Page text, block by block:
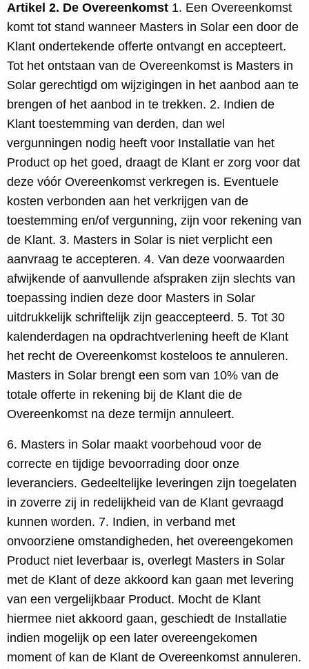
Artikel 2. De Overeenkomst 1. Een Overeenkomst
komt tot stand wanneer Masters in Solar een door de
Klant ondertekende offerte ontvangt en accepteert.
Tot het ontstaan van de Overeenkomst is Masters in
Solar gerechtigd om wijzigingen in het aanbod aan te
brengen of het aanbod in te trekken. 2. Indien de
Klant toestemming van derden, dan wel
vergunningen nodig heeft voor Installatie van het
Product op het goed, draagt de Klant er zorg voor dat
deze vóór Overeenkomst verkregen is. Eventuele
kosten verbonden aan het verkrijgen van de
toestemming en/of vergunning, zijn voor rekening van
de Klant. 3. Masters in Solar is niet verplicht een
aanvraag te accepteren. 4. Van deze voorwaarden
afwijkende of aanvullende afspraken zijn slechts van
toepassing indien deze door Masters in Solar
uitdrukkelijk schriftelijk zijn geaccepteerd. 5. Tot 30
kalenderdagen na opdrachtverlening heeft de Klant
het recht de Overeenkomst kosteloos te annuleren.
Masters in Solar brengt een som van 10% van de
totale offerte in rekening bij de Klant die de
Overeenkomst na deze termijn annuleert.
6. Masters in Solar maakt voorbehoud voor de
correcte en tijdige bevoorrading door onze
leveranciers. Gedeeltelijke leveringen zijn toegelaten
in zoverre zij in redelijkheid van de Klant gevraagd
kunnen worden. 7. Indien, in verband met
onvoorziene omstandigheden, het overeengekomen
Product niet leverbaar is, overlegt Masters in Solar
met de Klant of deze akkoord kan gaan met levering
van een vergelijkbaar Product. Mocht de Klant
hiermee niet akkoord gaan, geschiedt de Installatie
indien mogelijk op een later overeengekomen
moment of kan de Klant de Overeenkomst annuleren.